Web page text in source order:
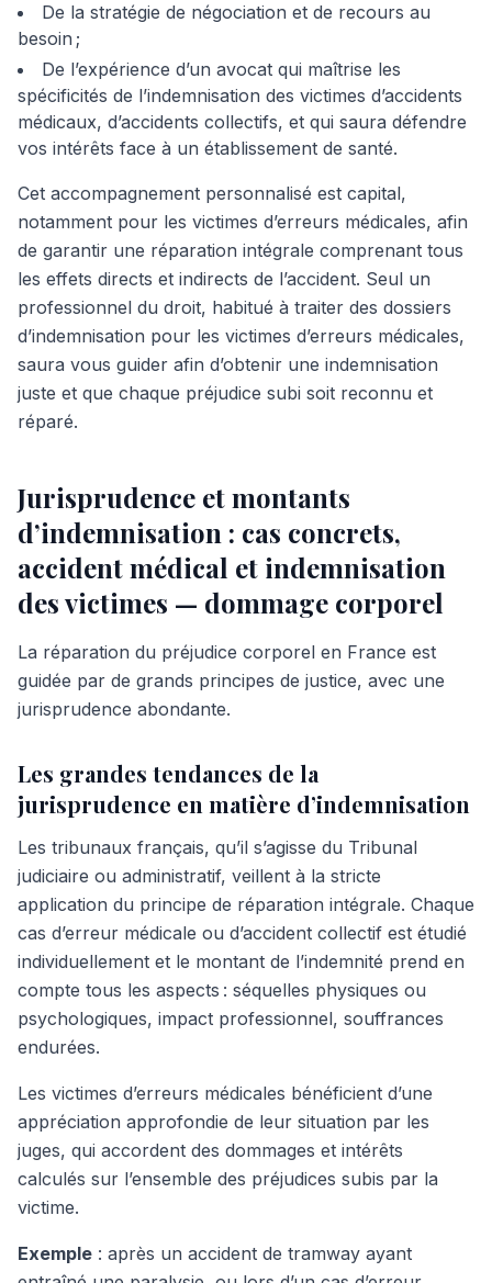
De la stratégie de négociation et de recours au
besoin ;
De l’expérience d’un avocat qui maîtrise les
spécificités de l’indemnisation des victimes d’accidents
médicaux, d’accidents collectifs, et qui saura défendre
vos intérêts face à un établissement de santé.
Cet accompagnement personnalisé est capital,
notamment pour les victimes d’erreurs médicales, afin
de garantir une réparation intégrale comprenant tous
les effets directs et indirects de l’accident. Seul un
professionnel du droit, habitué à traiter des dossiers
d’indemnisation pour les victimes d’erreurs médicales,
saura vous guider afin d’obtenir une indemnisation
juste et que chaque préjudice subi soit reconnu et
réparé.
Jurisprudence et montants
d’indemnisation : cas concrets,
accident médical et indemnisation
des victimes — dommage corporel
La réparation du préjudice corporel en France est
guidée par de grands principes de justice, avec une
jurisprudence abondante.
Les grandes tendances de la
jurisprudence en matière d’indemnisation
Les tribunaux français, qu’il s’agisse du Tribunal
judiciaire ou administratif, veillent à la stricte
application du principe de réparation intégrale. Chaque
cas d’erreur médicale ou d’accident collectif est étudié
individuellement et le montant de l’indemnité prend en
compte tous les aspects : séquelles physiques ou
psychologiques, impact professionnel, souffrances
endurées.
Les victimes d’erreurs médicales bénéficient d’une
appréciation approfondie de leur situation par les
juges, qui accordent des dommages et intérêts
calculés sur l’ensemble des préjudices subis par la
victime.
Exemple : après un accident de tramway ayant